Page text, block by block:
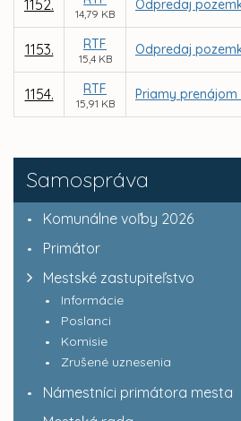
Samospráva
Komunálne voľby 2026
Primátor
Mestské zastupiteľstvo
Informácie
Poslanci
Komisie
Zrušené uznesenia
Námestníci primátora mesta
1152.
14,79 KB
Odpredaj
1153. RTF
15,4 KB
Odpredaj
1154. RTF
15,91 KB
Priamy